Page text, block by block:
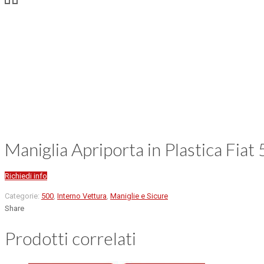
Maniglia Apriporta in Plastica Fiat
Richiedi info
Categorie: 500 Interno Vettura Maniglie e Sicure
Share
Prodotti correlati